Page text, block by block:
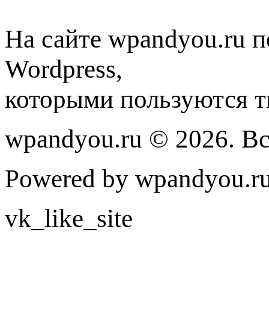
На сайте wpandyou.ru
Wordpress,
которыми пользуются
wpandyou.ru © 2026.
Powered by
vk_like_site